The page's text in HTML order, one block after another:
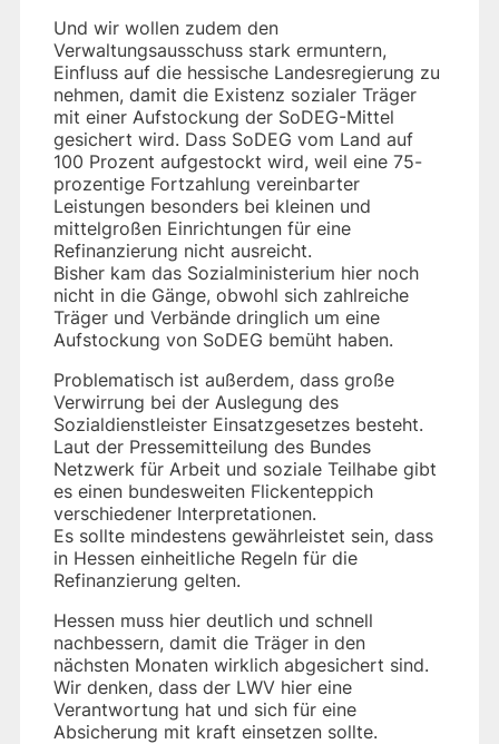
Und wir wollen zudem den
Verwaltungsausschuss stark ermuntern,
Einfluss auf die hessische Landesregierung zu
nehmen, damit die Existenz sozialer Träger
mit einer Aufstockung der SoDEG-Mittel
gesichert wird. Dass SoDEG vom Land auf
100 Prozent aufgestockt wird, weil eine 75-
prozentige Fortzahlung vereinbarter
Leistungen besonders bei kleinen und
mittelgroßen Einrichtungen für eine
Refinanzierung nicht ausreicht.
Bisher kam das Sozialministerium hier noch
nicht in die Gänge, obwohl sich zahlreiche
Träger und Verbände dringlich um eine
Aufstockung von SoDEG bemüht haben.
Problematisch ist außerdem, dass große
Verwirrung bei der Auslegung des
Sozialdienstleister Einsatzgesetzes besteht.
Laut der Pressemitteilung des Bundes
Netzwerk für Arbeit und soziale Teilhabe gibt
es einen bundesweiten Flickenteppich
verschiedener Interpretationen.
Es sollte mindestens gewährleistet sein, dass
in Hessen einheitliche Regeln für die
Refinanzierung gelten.
Hessen muss hier deutlich und schnell
nachbessern, damit die Träger in den
nächsten Monaten wirklich abgesichert sind.
Wir denken, dass der LWV hier eine
Verantwortung hat und sich für eine
Absicherung mit kraft einsetzen sollte.